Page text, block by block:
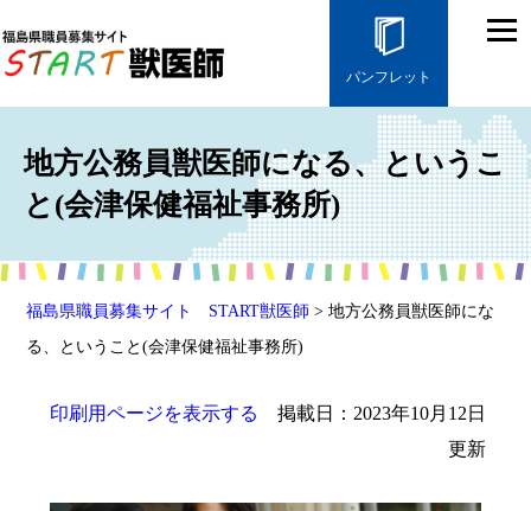
パンフレット
地方公務員獣医師になる、というこ
と(会津保健福祉事務所)
福島県職員募集サイト START獣医師 > 地方公務員獣医師にな
る、ということ(会津保健福祉事務所)
印刷用ページを表示する
掲載日：2023年10月12日
更新